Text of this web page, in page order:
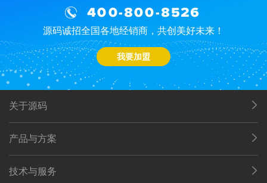
400-800-8526
源码诚招全国各地经销商，共创美好未来！
我要加盟
关于源码
产品与方案
技术与服务